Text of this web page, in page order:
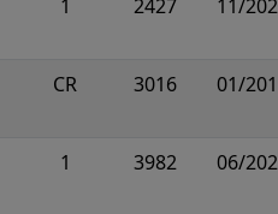
1 2427 11/
CR 3016 01/
1 3982 06/